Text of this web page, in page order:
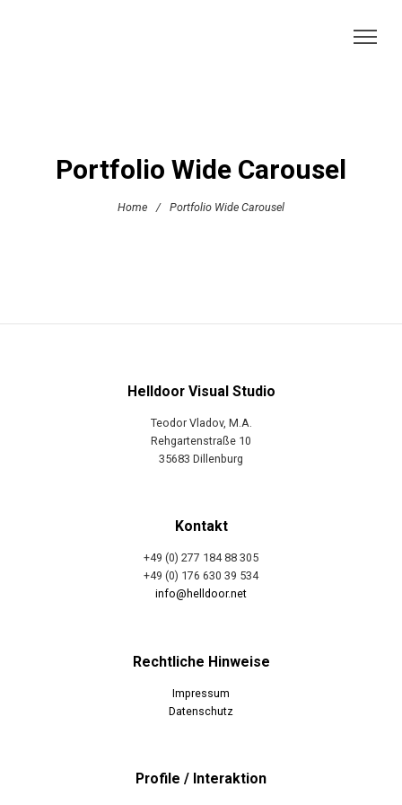
Portfolio Wide Carousel
Home / Portfolio Wide Carousel
Helldoor Visual Studio
Teodor Vladov, M.A.
Rehgartenstraße 10
35683 Dillenburg
Kontakt
+49 (0) 277 184 88 305
+49 (0) 176 630 39 534
info@helldoor.net
Rechtliche Hinweise
Impressum
Datenschutz
Profile / Interaktion